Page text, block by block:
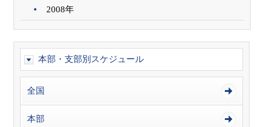
2008年
本部・支部別スケジュール
全国
本部